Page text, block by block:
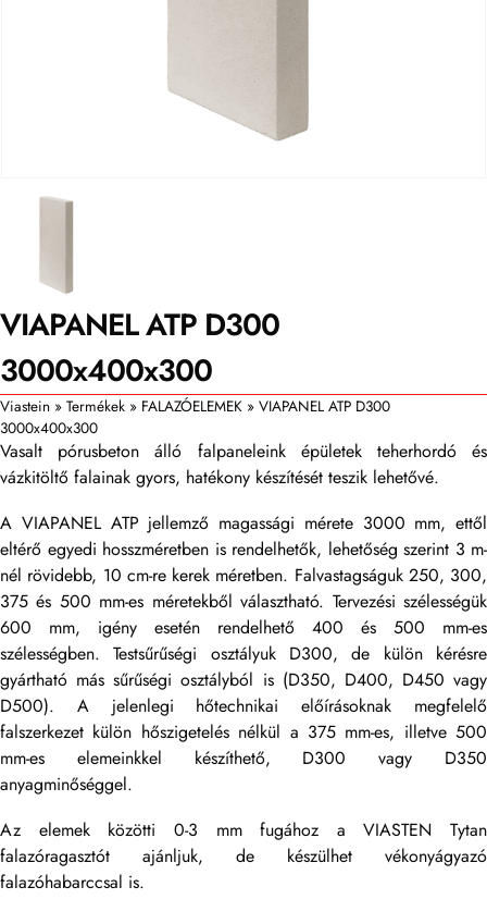
VIAPANEL ATP D300
3000x400x300
Viastein » Termékek » FALAZÓELEMEK » VIAPANEL ATP D300
3000x400x300
Vasalt pórusbeton álló falpaneleink épületek teherhordó és
vázkitöltő falainak gyors, hatékony készítését teszik lehetővé.
A VIAPANEL ATP jellemző magassági mérete 3000 mm, ettől
eltérő egyedi hosszméretben is rendelhetők, lehetőség szerint 3 m-
nél rövidebb, 10 cm-re kerek méretben. Falvastagságuk 250, 300,
375 és 500 mm-es méretekből választható. Tervezési szélességük
600 mm, igény esetén rendelhető 400 és 500 mm-es
szélességben. Testsűrűségi osztályuk D300, de külön kérésre
gyártható más sűrűségi osztályból is (D350, D400, D450 vagy
D500). A jelenlegi hőtechnikai előírásoknak megfelelő
falszerkezet külön hőszigetelés nélkül a 375 mm-es, illetve 500
mm-es elemeinkkel készíthető, D300 vagy D350
anyagminőséggel.
Az elemek közötti 0-3 mm fugához a VIASTEN Tytan
falazóragasztót ajánljuk, de készülhet vékonyágyazó
falazóhabarccsal is.